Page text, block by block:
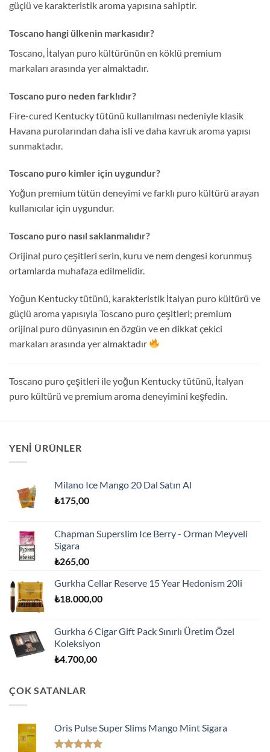
güçlü ve karakteristik aroma yapısına sahiptir.
Toscano hangi ülkenin markasıdır?
Toscano, İtalyan puro kültürünün en köklü premium
markaları arasında yer almaktadır.
Toscano puro neden farklıdır?
Fire-cured Kentucky tütünü kullanılması nedeniyle klasik
Havana purolarından daha isli ve daha kavruk aroma yapısı
sunmaktadır.
Toscano puro kimler için uygundur?
Yoğun premium tütün deneyimi ve farklı puro kültürü arayan
kullanıcılar için uygundur.
Toscano puro nasıl saklanmalıdır?
Orijinal puro çeşitleri serin, kuru ve nem dengesi korunmuş
ortamlarda muhafaza edilmelidir.
Yoğun Kentucky tütünü, karakteristik İtalyan puro kültürü ve
güçlü aroma yapısıyla Toscano puro çeşitleri; premium
orijinal puro dünyasının en özgün ve en dikkat çekici
markaları arasında yer almaktadır
Toscano puro çeşitleri ile yoğun Kentucky tütünü, İtalyan
puro kültürü ve premium aroma deneyimini keşfedin.
YENI ÜRÜNLER
Milano Ice Mango 20 Dal Satın Al
₺175,00
Chapman Superslim Ice Berry - Orman Meyveli
Sigara
₺265,00
Gurkha Cellar Reserve 15 Year Hedonism 20li
₺18.000,00
Gurkha 6 Cigar Gift Pack Sınırlı Üretim Özel
Koleksiyon
₺4.700,00
ÇOK SATANLAR
Oris Pulse Super Slims Mango Mint Sigara